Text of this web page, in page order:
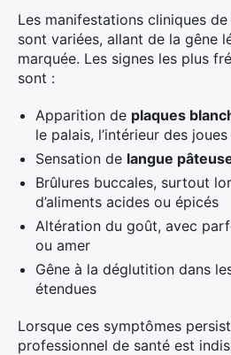
Les manifestations cliniques
sont variées, allant de la gêne
marquée. Les signes les plus
sont :
Apparition de plaques
le palais, l’intérieur des
Sensation de langue
Brûlures buccales, surtout
d’aliments acides ou épicés
Altération du goût, avec
ou amer
Gêne à la déglutition dans
étendues
Lorsque ces symptômes
professionnel de santé est